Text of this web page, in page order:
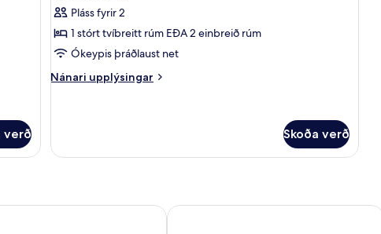
verð
Deluxe-
herbergi
Pláss fyrir 2
1 stórt tvíbreitt rúm EÐA 2 einbreið rúm
Ókeypis þráðlaust net
Nánari upplýsingar
Nánari
Skoða verð
Orchard Road Holiday Inn Express Singapore